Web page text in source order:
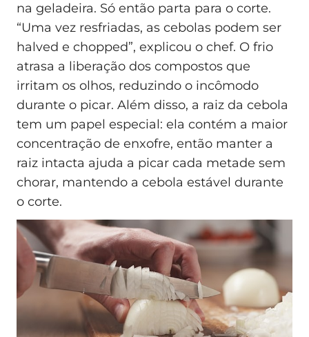
na geladeira. Só então parta para o corte.
“Uma vez resfriadas, as cebolas podem ser
halved e chopped”, explicou o chef. O frio
atrasa a liberação dos compostos que
irritam os olhos, reduzindo o incômodo
durante o picar. Além disso, a raiz da cebola
tem um papel especial: ela contém a maior
concentração de enxofre, então manter a
raiz intacta ajuda a picar cada metade sem
chorar, mantendo a cebola estável durante
o corte.